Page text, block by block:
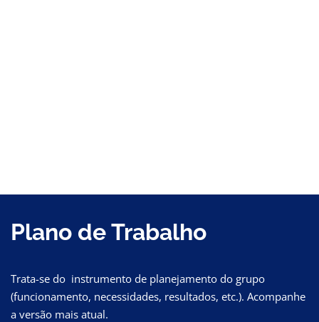
Plano de Trabalho
Trata-se do instrumento de planejamento do grupo
(funcionamento, necessidades, resultados, etc.). Acompanhe
a versão mais atual.